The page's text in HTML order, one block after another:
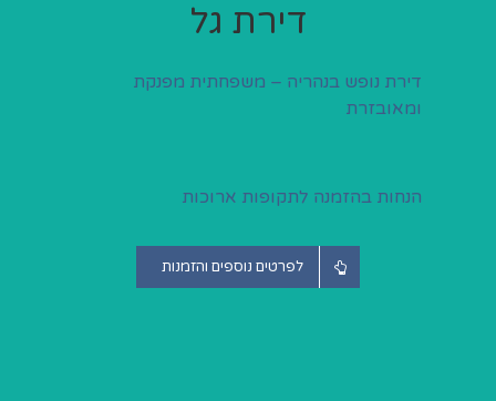
דירת גל
דירת נופש בנהריה – משפחתית מפנקת
ומאובזרת
הנחות בהזמנה לתקופות ארוכות‫‪
לפרטים נוספים והזמנות